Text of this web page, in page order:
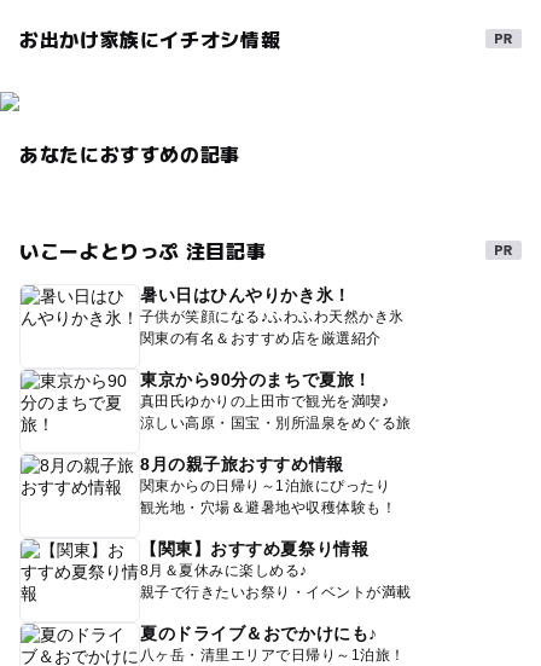
お出かけ家族にイチオシ情報
あなたにおすすめの記事
いこーよとりっぷ 注目記事
暑い日はひんやりかき氷！
子供が笑顔になる♪ふわふわ天然かき氷
関東の有名＆おすすめ店を厳選紹介
東京から90分のまちで夏旅！
真田氏ゆかりの上田市で観光を満喫♪
涼しい高原・国宝・別所温泉をめぐる旅
8月の親子旅おすすめ情報
関東からの日帰り～1泊旅にぴったり
観光地・穴場＆避暑地や収穫体験も！
【関東】おすすめ夏祭り情報
8月＆夏休みに楽しめる♪
親子で行きたいお祭り・イベントが満載
夏のドライブ＆おでかけにも♪
八ヶ岳・清里エリアで日帰り～1泊旅！